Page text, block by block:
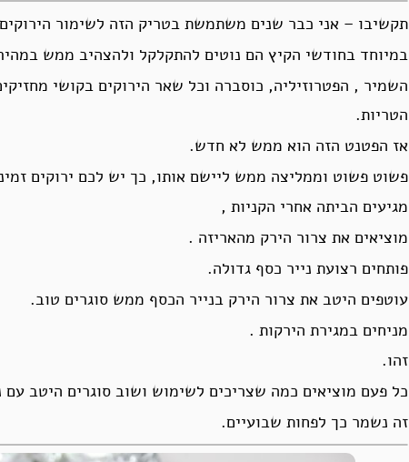
תקשיבו – אני כבר שנים משתמשת בטריק הזה לשימור
במיוחד בחודשי הקיץ הם נוטים להתקלקל ולהצהיב ממש
השמיר , הפטרוזיליה, כוסברה וכל שאר הירוקים בקושי
הטריות.
אז הפטנט הזה הוא ממש לא חדש.
פשוט פשוט וממליצה ממש ליישם אותו, כך יש לכם ירוקים
מגיעים הביתה אחרי הקניות ,
מוציאים את צרור הירק מהאריזה .
פותחים רצועת נייר כסף גדולה.
עוטפים היטב את צרור הירק בנייר הכסף ממש סוגרים טוב.
מניחים במגירת הירקות .
זהו.
כל פעם מוציאים כמה שצריכים לשימוש ושוב סוגרים היטב עם
זה נשמר כך לפחות שבועיים.